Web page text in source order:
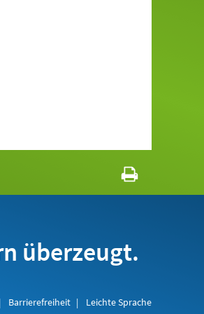
überzeugt.
Barrierefreiheit Leichte Sprache